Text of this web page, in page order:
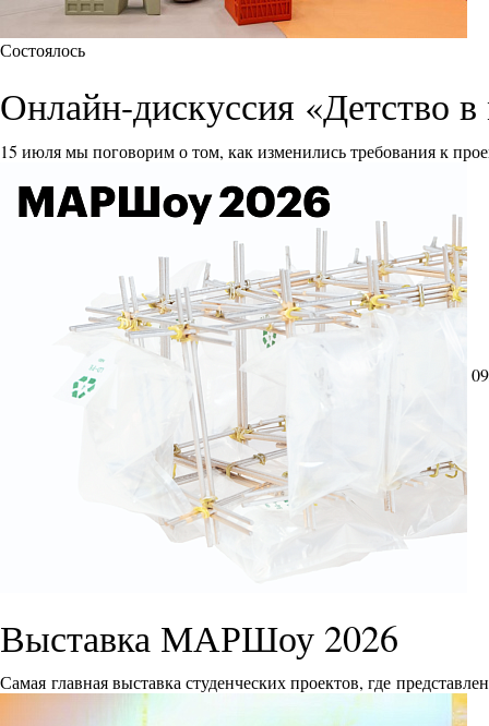
Состоялось
Онлайн-дискуссия «Детство
15 июля мы поговорим о том, как изменились требования к
Выставка МАРШоу 2026
Самая главная выставка студенческих проектов, где